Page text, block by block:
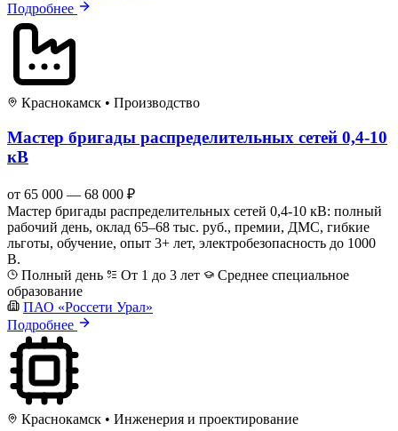
Подробнее
Краснокамск • Производство
Мастер бригады распределительных сетей 0,4-10
кВ
от 65 000 — 68 000 ₽
Мастер бригады распределительных сетей 0,4-10 кВ: полный
рабочий день, оклад 65–68 тыс. руб., премии, ДМС, гибкие
льготы, обучение, опыт 3+ лет, электробезопасность до 1000
В.
Полный день
От 1 до 3 лет
Среднее специальное
образование
ПАО «Россети Урал»
Подробнее
Краснокамск • Инженерия и проектирование